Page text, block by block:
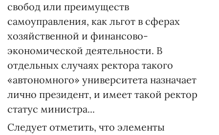
свобод или преимуществ
самоуправления, как льгот в сферах
хозяйственной и финансово-
экономической деятельности. В
отдельных случаях ректора такого
«автономного» университета назначает
лично президент, и имеет такой ректор
статус министра...
Следует отметить, что элементы